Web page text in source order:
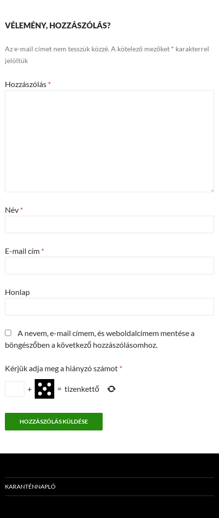
VÉLEMÉNY, HOZZÁSZÓLÁS?
Az e-mail címet nem tesszük közzé. A kötelező mezőket * karakterrel
jelöltük
Hozzászólás *
Név *
E-mail cím *
Honlap
A nevem, e-mail címem, és weboldalcímem mentése a
böngészőben a következő hozzászólásomhoz.
Kérjük adja meg a hiányzó számot *
+ = tizenkettő
KARANTÉNNAPLÓ